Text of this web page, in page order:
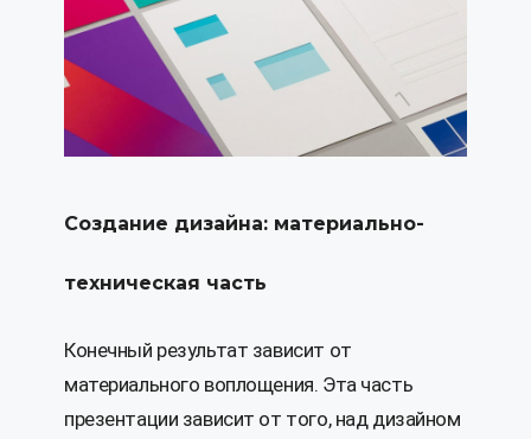
Создание дизайна: материально-
техническая часть
Конечный результат зависит от
материального воплощения. Эта часть
презентации зависит от того, над дизайном